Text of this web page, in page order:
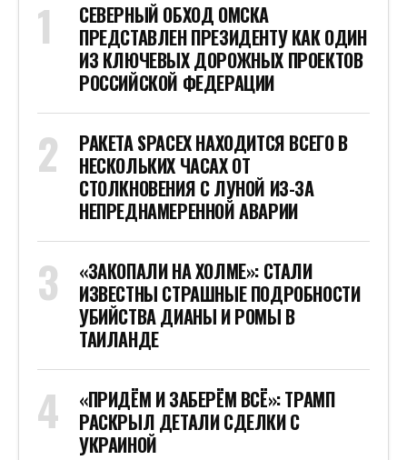
СЕВЕРНЫЙ ОБХОД ОМСКА
ПРЕДСТАВЛЕН ПРЕЗИДЕНТУ КАК ОДИН
ИЗ КЛЮЧЕВЫХ ДОРОЖНЫХ ПРОЕКТОВ
РОССИЙСКОЙ ФЕДЕРАЦИИ
РАКЕТА SPACEX НАХОДИТСЯ ВСЕГО В
НЕСКОЛЬКИХ ЧАСАХ ОТ
СТОЛКНОВЕНИЯ С ЛУНОЙ ИЗ-ЗА
НЕПРЕДНАМЕРЕННОЙ АВАРИИ
«ЗАКОПАЛИ НА ХОЛМЕ»: СТАЛИ
ИЗВЕСТНЫ СТРАШНЫЕ ПОДРОБНОСТИ
УБИЙСТВА ДИАНЫ И РОМЫ В
ТАИЛАНДЕ
«ПРИДЁМ И ЗАБЕРЁМ ВСЁ»: ТРАМП
РАСКРЫЛ ДЕТАЛИ СДЕЛКИ С
УКРАИНОЙ